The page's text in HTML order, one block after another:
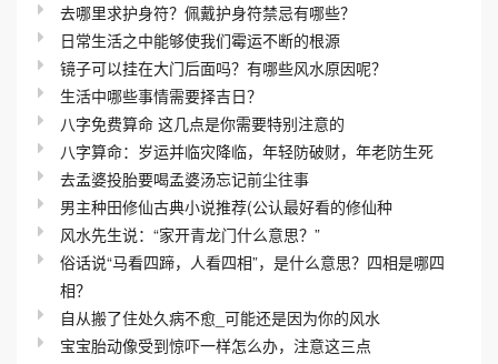
去哪里求护身符？佩戴护身符禁忌有哪些？
日常生活之中能够使我们霉运不断的根源
镜子可以挂在大门后面吗？有哪些风水原因呢？
生活中哪些事情需要择吉日？
八字免费算命 这几点是你需要特别注意的
八字算命：岁运并临灾降临，年轻防破财，年老防生死
去孟婆投胎要喝孟婆汤忘记前尘往事
男主种田修仙古典小说推荐(公认最好看的修仙种
风水先生说：“家开青龙门什么意思？”
俗话说“马看四蹄，人看四相”，是什么意思？四相是哪四
相？
自从搬了住处久病不愈_可能还是因为你的风水
宝宝胎动像受到惊吓一样怎么办，注意这三点